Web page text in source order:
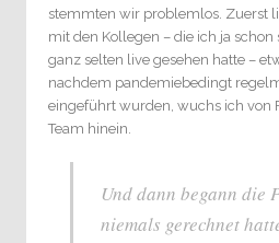
stemmten wir problemlos. Zuerst
mit den Kollegen – die ich ja
ganz selten live gesehen hatte –
nachdem pandemiebedingt
eingeführt wurden, wuchs ich von
Team hinein.
Und dann begann die
niemals gerechnet